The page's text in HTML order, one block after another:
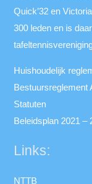
Quick’32 en
300 leden en is
Huishoudelijk
Bestuursreglement
Statuten
Beleidsplan 2021 –
Links:
NTTB